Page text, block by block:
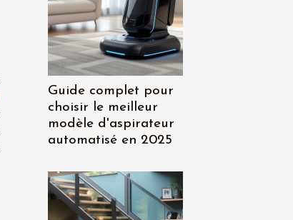
Guide complet pour
choisir le meilleur
modèle d'aspirateur
automatisé en 2025